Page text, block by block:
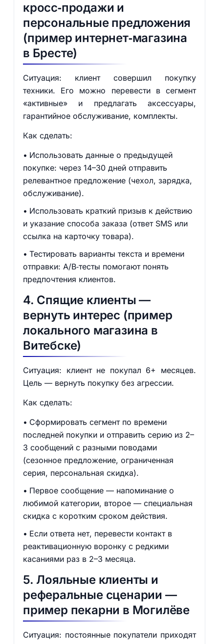
кросс‑продажи и
персональные предложения
(пример интернет‑магазина
в Бресте)
Ситуация: клиент совершил покупку
техники. Его можно перевести в сегмент
«активные» и предлагать аксессуары,
гарантийное обслуживание, комплекты.
Как сделать:
Использовать данные о предыдущей
покупке: через 14–30 дней отправить
релевантное предложение (чехол, зарядка,
обслуживание).
Использовать краткий призыв к действию
и указание способа заказа (ответ SMS или
ссылка на карточку товара).
Тестировать варианты текста и времени
отправки: A/B‑тесты помогают понять
предпочтения клиентов.
4. Спящие клиенты —
вернуть интерес (пример
локального магазина в
Витебске)
Ситуация: клиент не покупал 6+ месяцев.
Цель — вернуть покупку без агрессии.
Как сделать:
Сформировать сегмент по времени
последней покупки и отправить серию из 2–
3 сообщений с разными поводами
(сезонное предложение, ограниченная
серия, персональная скидка).
Первое сообщение — напоминание о
любимой категории, второе — специальная
скидка с коротким сроком действия.
Если ответа нет, перевести контакт в
реактивационную воронку с редкими
касаниями раз в 2–3 месяца.
5. Лояльные клиенты и
реферальные сценарии —
пример пекарни в Могилёве
Ситуация: постоянные покупатели приходят